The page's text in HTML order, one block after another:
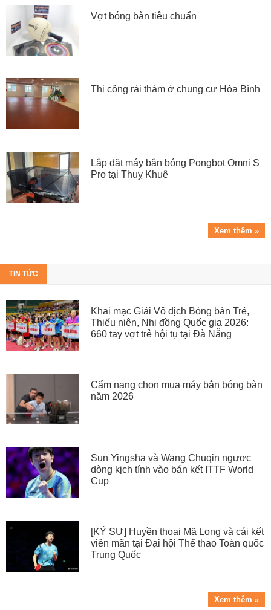
Vợt bóng bàn tiêu chuẩn
Thi công rải thảm ở chung cư Hòa Bình
Lắp đặt máy bắn bóng Pongbot Omni S
Pro tại Thuỵ Khuê
Xem thêm »
TIN TỨC
Khai mạc Giải Vô địch Bóng bàn Trẻ,
Thiếu niên, Nhi đồng Quốc gia 2026:
660 tay vợt trẻ hội tụ tại Đà Nẵng
Cẩm nang chọn mua máy bắn bóng bàn
năm 2026
Sun Yingsha và Wang Chuqin ngược
dòng kịch tính vào bán kết ITTF World
Cup
[KÝ SỰ] Huyền thoại Mã Long và cái kết
viên mãn tại Đại hội Thể thao Toàn quốc
Trung Quốc
Xem thêm »